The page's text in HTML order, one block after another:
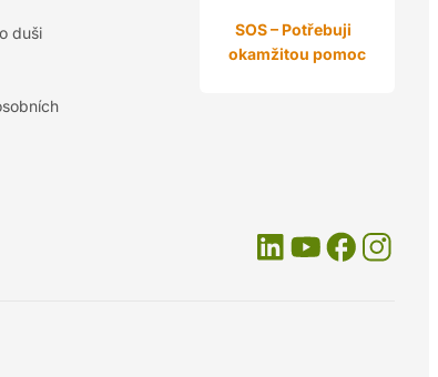
duši
SOS – Potřebuji
okamžitou pomoc